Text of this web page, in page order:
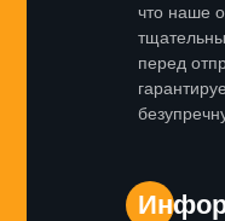
что наше
перед